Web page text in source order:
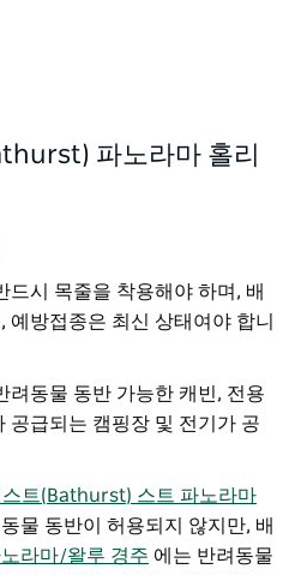
파노라마 홀리
드시 목줄을 착용해야 하며, 배
예방접종은 최신 상태여야 합니
려동물 동반 가능한 캐빈, 전용
공급되는 캠핑장 및 전기가 공
스트(Bathurst) 스트 파노라마
물 동반이 허용되지 않지만, 배
라마/왈루 경주 에는 반려동물